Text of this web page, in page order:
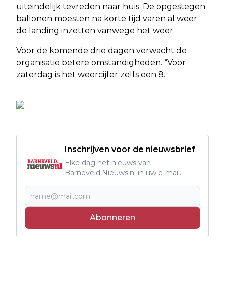
uiteindelijk tevreden naar huis. De opgestegen
ballonen moesten na korte tijd varen al weer
de landing inzetten vanwege het weer.
Voor de komende drie dagen verwacht de
organisatie betere omstandigheden. “Voor
zaterdag is het weercijfer zelfs een 8.
Inschrijven voor de nieuwsbrief
Elke dag het nieuws van
Barneveld.Nieuws.nl in uw e-mail.
Abonneren